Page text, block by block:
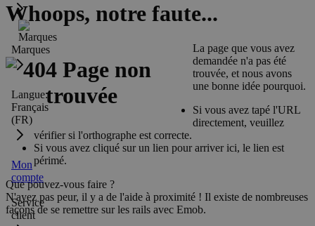
Marques
Langue:
Français
(FR)
Mon
compte
Service
client
Whoops, notre faute...
La page que vous avez
demandée n'a pas été
trouvée, et nous avons
une bonne idée pourquoi.
Si vous avez tapé l'URL
directement, veuillez
vérifier si l'orthographe est correcte.
Si vous avez cliqué sur un lien pour arriver ici, le lien est
périmé.
Que pouvez-vous faire ?
N'ayez pas peur, il y a de l'aide à proximité ! Il existe de nombreuses
façons de se remettre sur les rails avec Emob.